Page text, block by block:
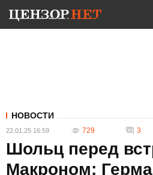
НОВОСТИ
22.01.25 16:59 729 3
Шольц перед
Макроном: